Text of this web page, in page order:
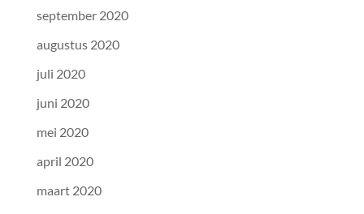
september 2020
augustus 2020
juli 2020
juni 2020
mei 2020
april 2020
maart 2020